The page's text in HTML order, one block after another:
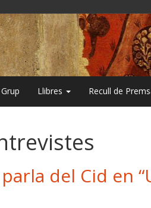
Llibres Recull de
del Cid en